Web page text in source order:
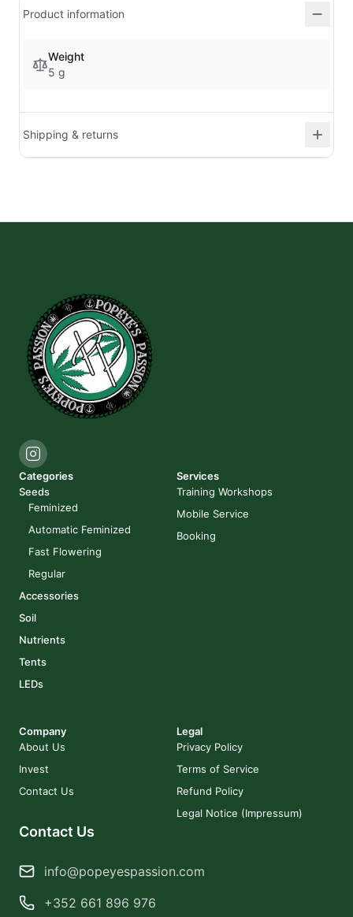
Product information
Weight
5 g
Shipping & returns
Categories
Seeds
Feminized
Automatic Feminized
Fast Flowering
Regular
Accessories
Soil
Nutrients
Tents
LEDs
Services
Training Workshops
Mobile Service
Booking
Company
About Us
Invest
Contact Us
Legal
Privacy Policy
Terms of Service
Refund Policy
Legal Notice (Impressum)
Contact Us
info@popeyespassion.com
+352 661 896 976